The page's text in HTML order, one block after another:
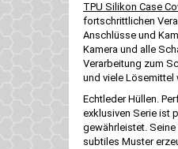
TPU Silikon Case
fortschrittlichen
Anschlüsse und
Kamera und alle
Verarbeitung zum
und viele Lösemittel
Echtleder Hüllen.
exklusiven Serie ist
gewährleistet.
subtiles Muster